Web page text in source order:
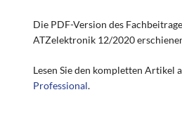
Die PDF-Version des
ATZelektronik 12/2020
Lesen Sie den kompletten Artikel
Professional.